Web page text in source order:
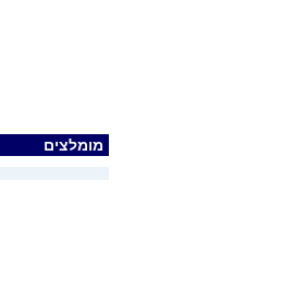
מומלצים